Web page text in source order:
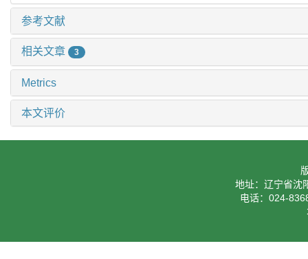
参考文献
相关文章 3
Metrics
本文评价
地址：辽宁省沈
电话：024-